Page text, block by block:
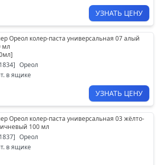
УЗНАТЬ ЦЕНУ
Ореол колер-паста универсальная 07 алый
мл
]
] Ореол
в ящике
УЗНАТЬ ЦЕНУ
Ореол колер-паста универсальная 03 жёлто-
100 мл
] Ореол
в ящике